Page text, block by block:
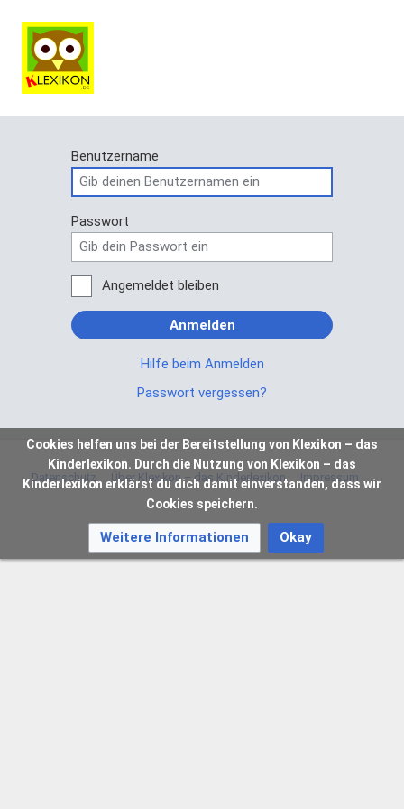
Benutzername
Passwort
Angemeldet bleiben
Anmelden
Hilfe beim Anmelden
Passwort vergessen?
Datenschutz Über Klexikon – das Kinderlexikon Impressum
Cookies helfen uns bei der Bereitstellung von Klexikon – das
Kinderlexikon. Durch die Nutzung von Klexikon – das
Kinderlexikon erklärst du dich damit einverstanden, dass wir
Cookies speichern.
Weitere Informationen Okay